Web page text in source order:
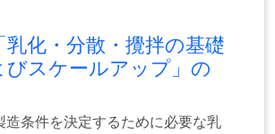
化・分散・攪拌の基礎
びスケールアップ」の
造条件を決定するために必要な乳